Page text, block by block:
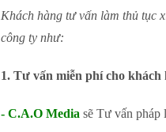
Khách hàng tư vấn làm thủ tục
công ty như:
1. Tư vấn miễn phí cho khách
- C.A.O Media sẽ Tư vấn pháp